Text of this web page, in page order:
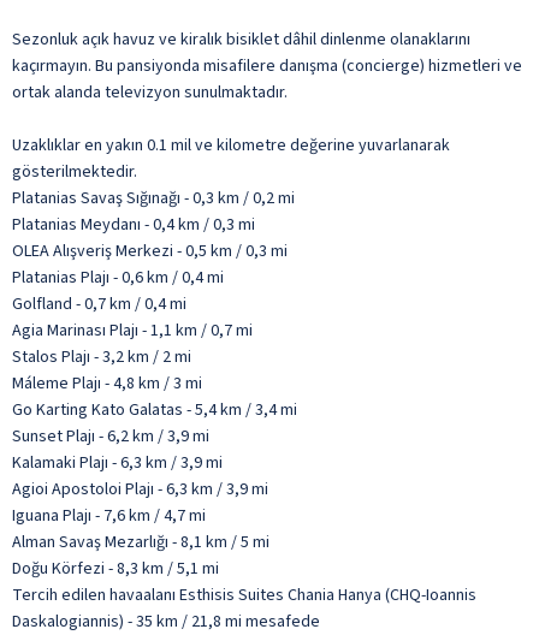
Sezonluk açık havuz ve kiralık bisiklet dâhil dinlenme olanaklarını
kaçırmayın. Bu pansiyonda misafilere danışma (concierge) hizmetleri ve
ortak alanda televizyon sunulmaktadır.
Uzaklıklar en yakın 0.1 mil ve kilometre değerine yuvarlanarak
gösterilmektedir.
Platanias Savaş Sığınağı - 0,3 km / 0,2 mi
Platanias Meydanı - 0,4 km / 0,3 mi
OLEA Alışveriş Merkezi - 0,5 km / 0,3 mi
Platanias Plajı - 0,6 km / 0,4 mi
Golfland - 0,7 km / 0,4 mi
Agia Marinası Plajı - 1,1 km / 0,7 mi
Stalos Plajı - 3,2 km / 2 mi
Máleme Plajı - 4,8 km / 3 mi
Go Karting Kato Galatas - 5,4 km / 3,4 mi
Sunset Plajı - 6,2 km / 3,9 mi
Kalamaki Plajı - 6,3 km / 3,9 mi
Agioi Apostoloi Plajı - 6,3 km / 3,9 mi
Iguana Plajı - 7,6 km / 4,7 mi
Alman Savaş Mezarlığı - 8,1 km / 5 mi
Doğu Körfezi - 8,3 km / 5,1 mi
Tercih edilen havaalanı Esthisis Suites Chania Hanya (CHQ-Ioannis
Daskalogiannis) - 35 km / 21,8 mi mesafede